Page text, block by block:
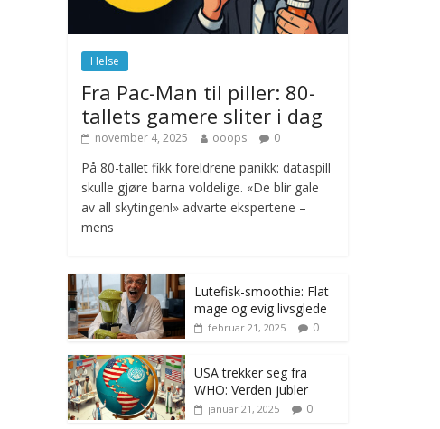
november 6, 2025
No Comments
nullvisjon for nedbør
juni 23, 2026
No
Comments
Helse
Fra Pac-Man til piller: 80-
tallets gamere sliter i dag
november 4, 2025 ooops 0
På 80-tallet fikk foreldrene panikk: dataspill
skulle gjøre barna voldelige. «De blir gale
av all skytingen!» advarte ekspertene –
mens
Lutefisk-smoothie: Flat
mage og evig livsglede
februar 21, 2025 0
USA trekker seg fra
WHO: Verden jubler
januar 21, 2025 0